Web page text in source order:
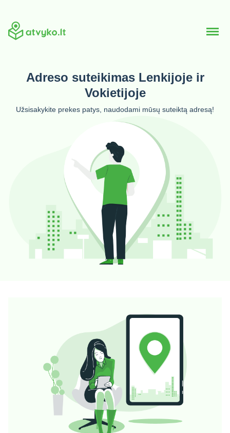
Adreso suteikimas Lenkijoje ir
Vokietijoje
Užsisakykite prekes patys, naudodami mūsų suteiktą adresą!